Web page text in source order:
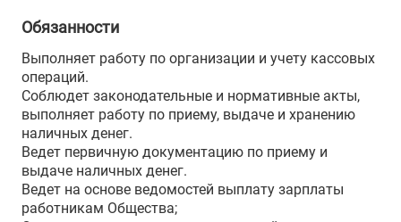
Обязанности
Выполняет работу по организации и учету кассовых
операций.
Соблюдет законодательные и нормативные акты,
выполняет работу по приему, выдаче и хранению
наличных денег.
Ведет первичную документацию по приему и
выдаче наличных денег.
Ведет на основе ведомостей выплату зарплаты
работникам Общества;